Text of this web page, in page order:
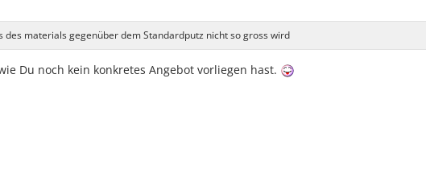
des materials gegenüber dem Standardputz nicht so gross wird
Du noch kein konkretes Angebot vorliegen hast.